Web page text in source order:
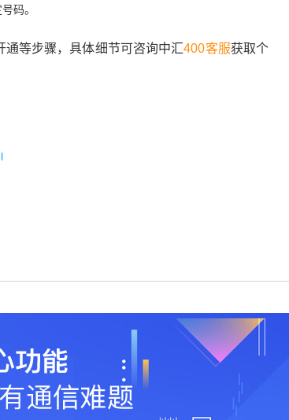
码。
通等步骤，具体细节可咨询中汇400客服获取个